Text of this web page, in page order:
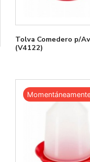
Tolva Comedero p/
(V4122)